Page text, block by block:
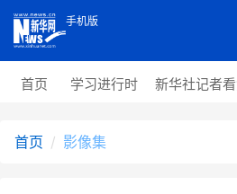
手机版
首页 学习进行时 新华社记者
首页 影像集